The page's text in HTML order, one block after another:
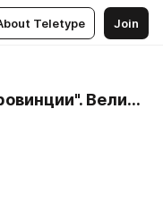
Teletype Join
Подкаст "Голос из провинции". Великий Новгород